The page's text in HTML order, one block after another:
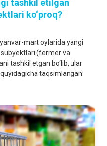
tashkil etilgan
ko‘proq?
mart oylarida yangi
(fermer va
tashkil etgan bo‘lib, ular
taqsimlangan: